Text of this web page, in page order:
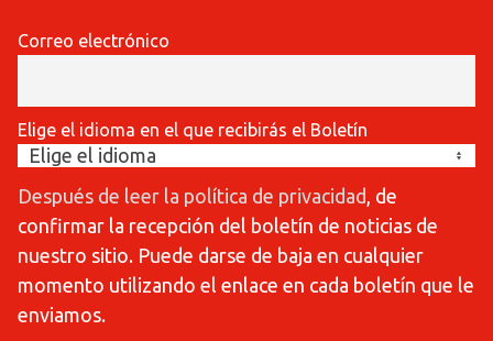
Correo electrónico
Elige el idioma en el que recibirás el Boletín
Después de leer la política de privacidad , de
confirmar la recepción del boletín de noticias de
nuestro sitio. Puede darse de baja en cualquier
momento utilizando el enlace en cada boletín que le
enviamos.